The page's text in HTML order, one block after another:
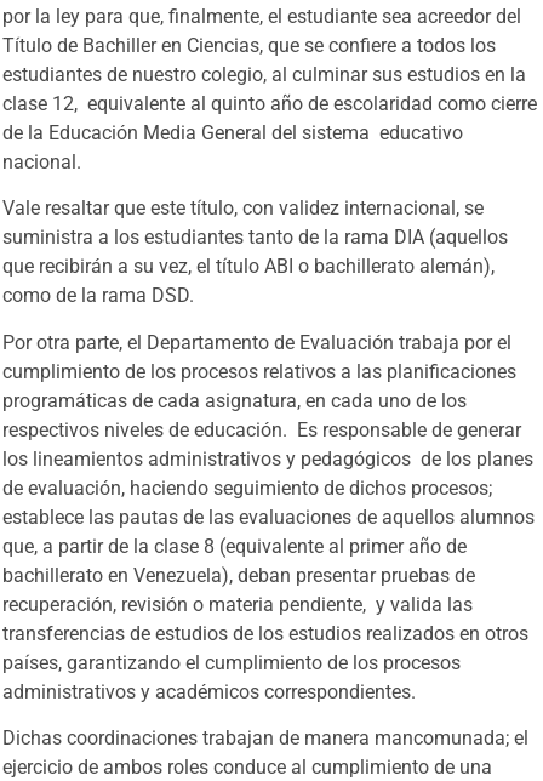
por la ley para que, finalmente, el estudiante sea acreedor del
Título de Bachiller en Ciencias, que se confiere a todos los
estudiantes de nuestro colegio, al culminar sus estudios en la
clase 12, equivalente al quinto año de escolaridad como cierre
de la Educación Media General del sistema educativo
nacional.
Vale resaltar que este título, con validez internacional, se
suministra a los estudiantes tanto de la rama DIA (aquellos
que recibirán a su vez, el título ABI o bachillerato alemán),
como de la rama DSD.
Por otra parte, el Departamento de Evaluación trabaja por el
cumplimiento de los procesos relativos a las planificaciones
programáticas de cada asignatura, en cada uno de los
respectivos niveles de educación. Es responsable de generar
los lineamientos administrativos y pedagógicos de los planes
de evaluación, haciendo seguimiento de dichos procesos;
establece las pautas de las evaluaciones de aquellos alumnos
que, a partir de la clase 8 (equivalente al primer año de
bachillerato en Venezuela), deban presentar pruebas de
recuperación, revisión o materia pendiente, y valida las
transferencias de estudios de los estudios realizados en otros
países, garantizando el cumplimiento de los procesos
administrativos y académicos correspondientes.
Dichas coordinaciones trabajan de manera mancomunada; el
ejercicio de ambos roles conduce al cumplimiento de una